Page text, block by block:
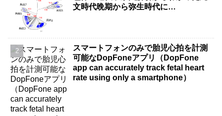
文時代晩期から弥生時代に…
スマートフォンのみで胎児心拍を計測
可能なDopFoneアプリ（DopFone
app can accurately track fetal heart
rate using only a smartphone）